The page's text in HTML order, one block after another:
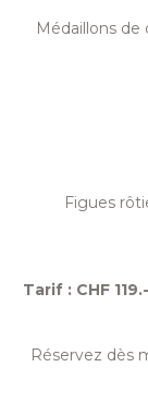
Médaillons de
Figues
Tarif : CHF
Réservez dès